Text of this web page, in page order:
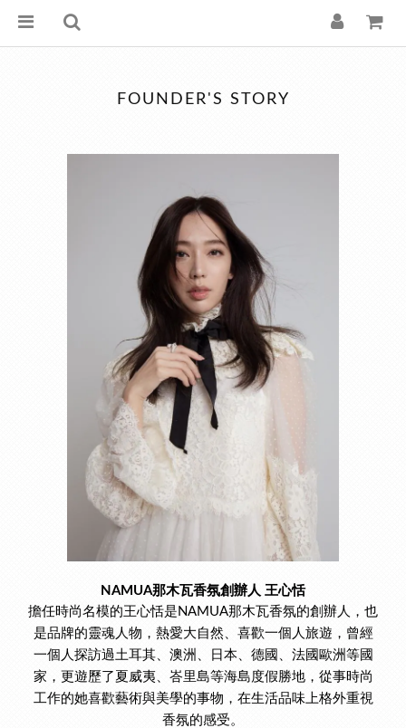
FOUNDER'S STORY
NAMUA那木瓦香氛創辦人 王心恬
擔任時尚名模的王心恬是NAMUA那木瓦香氛的創辦人，也
是品牌的靈魂人物，熱愛大自然、喜歡一個人旅遊，曾經
一個人探訪過土耳其、澳洲、日本、德國、法國歐洲等國
家，更遊歷了夏威夷、峇里島等海島度假勝地，從事時尚
工作的她喜歡藝術與美學的事物，在生活品味上格外重視
香氛的感受。